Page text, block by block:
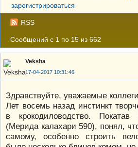
зарегистрироваться
RSS
Сообщений с 1 по 15 из 662
Veksha
17-04-2017 10:31:46
Здравствуйте, уважаемые
Лет восемь назад инстинкт
в крокодиловодство.
(Мерида калахари 590), понял,
самому, особенно строить